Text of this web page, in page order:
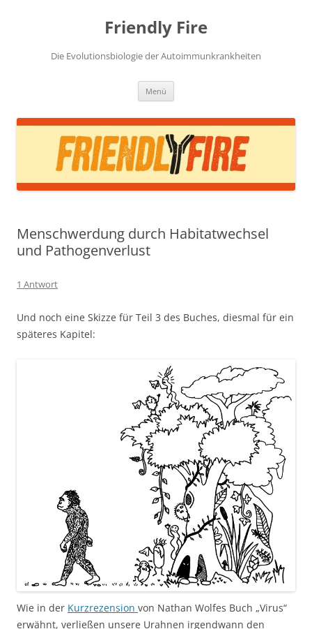
Friendly Fire
Die Evolutionsbiologie der Autoimmunkrankheiten
Menü
Menschwerdung durch Habitatwechsel
und Pathogenverlust
1 Antwort
Und noch eine Skizze für Teil 3 des Buches, diesmal für ein
späteres Kapitel:
Wie in der Kurzrezension von Nathan Wolfes Buch „Virus“
erwähnt, verließen unsere Urahnen irgendwann den